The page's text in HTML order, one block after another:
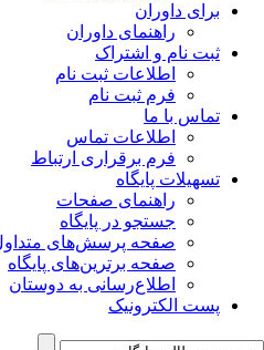
برای داوران
راهنمای داوران
ثبت نام و اشتراک
اطلاعات ثبت نام
فرم ثبت نام
تماس با ما
اطلاعات تماس
فرم برقراری ارتباط
تسهیلات پایگاه
راهنمای صفحات
جستجو در پایگاه
صفحه پرسش‌های
صفحه برترین‌های پایگاه
اطلاع‌رسانی به دوستان
پست الکترونیک